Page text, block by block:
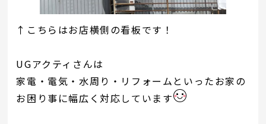
↑こちらはお店横側の看板です！
UGアクティさんは
家電・電気・水周り・リフォームといったお家の
お困り事に幅広く対応しています